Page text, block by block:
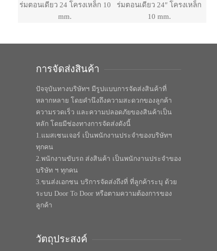
ร่มตอนเดียว 24 โครงเหล็ก 10
mm.
ร่มตอนเดียว 24″ โครงเหล็ก
10 mm.
การจัดส่งสินค้า
ปัจจุบันทางบริษัทฯ มีรูปแบบการจัดส่งสินค้าที่
หลากหลาย โดยคำนึงถึงความสะดวกของลูกค้า
ความรวดเร็ว และความปลอดภัยของสินค้าเป็น
หลัก โดยมีช่องทางการจัดส่งดังนี้
1.แมสเซนเจอร์ เป็นพนักงานประจำของบริษัทฯ
ทุกคน
2.พนักงานขับรถ ส่งสินค้า เป็นพนักงานประจำของ
บริษัท ฯ ทุกคน
3.ขนส่งเอกชน บริการจัดส่งถึงที่ ที่ลูกค้าระบุ ด้วย
ระบบ Door To Door หรือตามความต้องการของ
ลูกค้า
วัตถุประสงค์